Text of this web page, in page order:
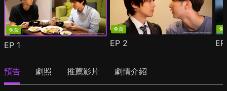
免費
EP 1
免費
EP 2
免
預告 劇照 推薦影片 劇情介紹